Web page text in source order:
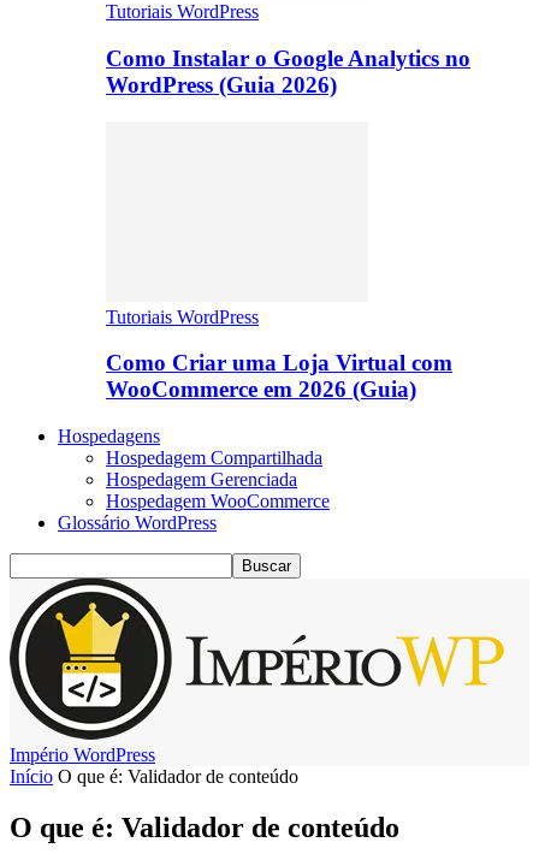
Tutoriais WordPress
Como Instalar o Google Analytics no
WordPress (Guia 2026)
Tutoriais WordPress
Como Criar uma Loja Virtual com
WooCommerce em 2026 (Guia)
Hospedagens
Hospedagem Compartilhada
Hospedagem Gerenciada
Hospedagem WooCommerce
Glossário WordPress
Império WordPress
Início O que é: Validador de conteúdo
O que é: Validador de conteúdo